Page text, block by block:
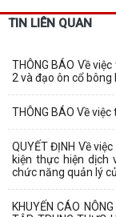
TIN LIÊN QUAN
THÔNG BÁO Về
2 và đạo ôn cổ bông
THÔNG BÁO Về
QUYẾT ĐỊNH Về
kiện thực hiện
chức năng quản lý
KHUYẾN CÁO